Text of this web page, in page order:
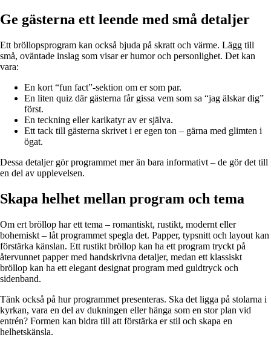
Ge gästerna ett leende med små detaljer
Ett bröllopsprogram kan också bjuda på skratt och värme. Lägg till
små, oväntade inslag som visar er humor och personlighet. Det kan
vara:
En kort “fun fact”-sektion om er som par.
En liten quiz där gästerna får gissa vem som sa “jag älskar dig”
först.
En teckning eller karikatyr av er själva.
Ett tack till gästerna skrivet i er egen ton – gärna med glimten i
ögat.
Dessa detaljer gör programmet mer än bara informativt – de gör det till
en del av upplevelsen.
Skapa helhet mellan program och tema
Om ert bröllop har ett tema – romantiskt, rustikt, modernt eller
bohemiskt – låt programmet spegla det. Papper, typsnitt och layout kan
förstärka känslan. Ett rustikt bröllop kan ha ett program tryckt på
återvunnet papper med handskrivna detaljer, medan ett klassiskt
bröllop kan ha ett elegant designat program med guldtryck och
sidenband.
Tänk också på hur programmet presenteras. Ska det ligga på stolarna i
kyrkan, vara en del av dukningen eller hänga som en stor plan vid
entrén? Formen kan bidra till att förstärka er stil och skapa en
helhetskänsla.